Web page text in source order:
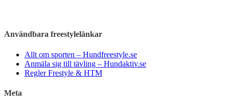
Användbara freestylelänkar
Allt om sporten – Hundfreestyle.se
Anmäla sig till tävling – Hundaktiv.se
Regler Frestyle & HTM
Meta